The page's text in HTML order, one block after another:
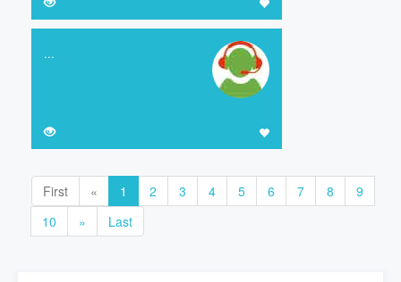
...
First « 1 2 3 4 5 6 7 8
9
10
» Last